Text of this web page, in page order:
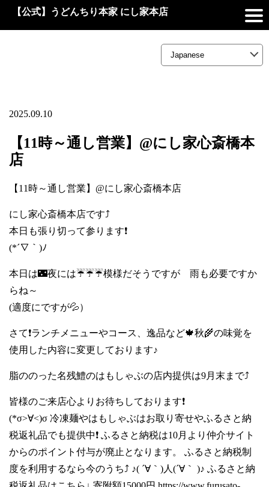
【公式】うどんちり本家 にし家本店
2025.09.10
【11時～通し営業】@にし家心斎橋本
店
【11時～通し営業】@にし家心斎橋本店
にし家心斎橋本店です⤴️
本日も張り切って参ります❗
(*´∇｀)ﾉ
本日は🌃夜には☔☔☔模様だそうですが 雨も必要ですか
らね～
(適度にですが💦）
さて❗️ランチメニューやコース、逸品など🍁秋🌾の味覚を
使用した内容に変更しております♪
脂ののった名残鱧のはもしゃぶの店内提供は9月末まで⤴️
皆様のご来店心よりお待ちしております❗️
(*σ>∀<)σ 冷凍麺やはもしゃぶはお取り寄せやふるさと納
税返礼品でも提供中❗️ ふるさと納税は10月より仲介サイト
からのポイント付与が廃止となります。 ふるさと納税制
度を利用するなら今のうち⤴️ ♪( ´∀｀)人(´∀｀ )♪ ふるさと納